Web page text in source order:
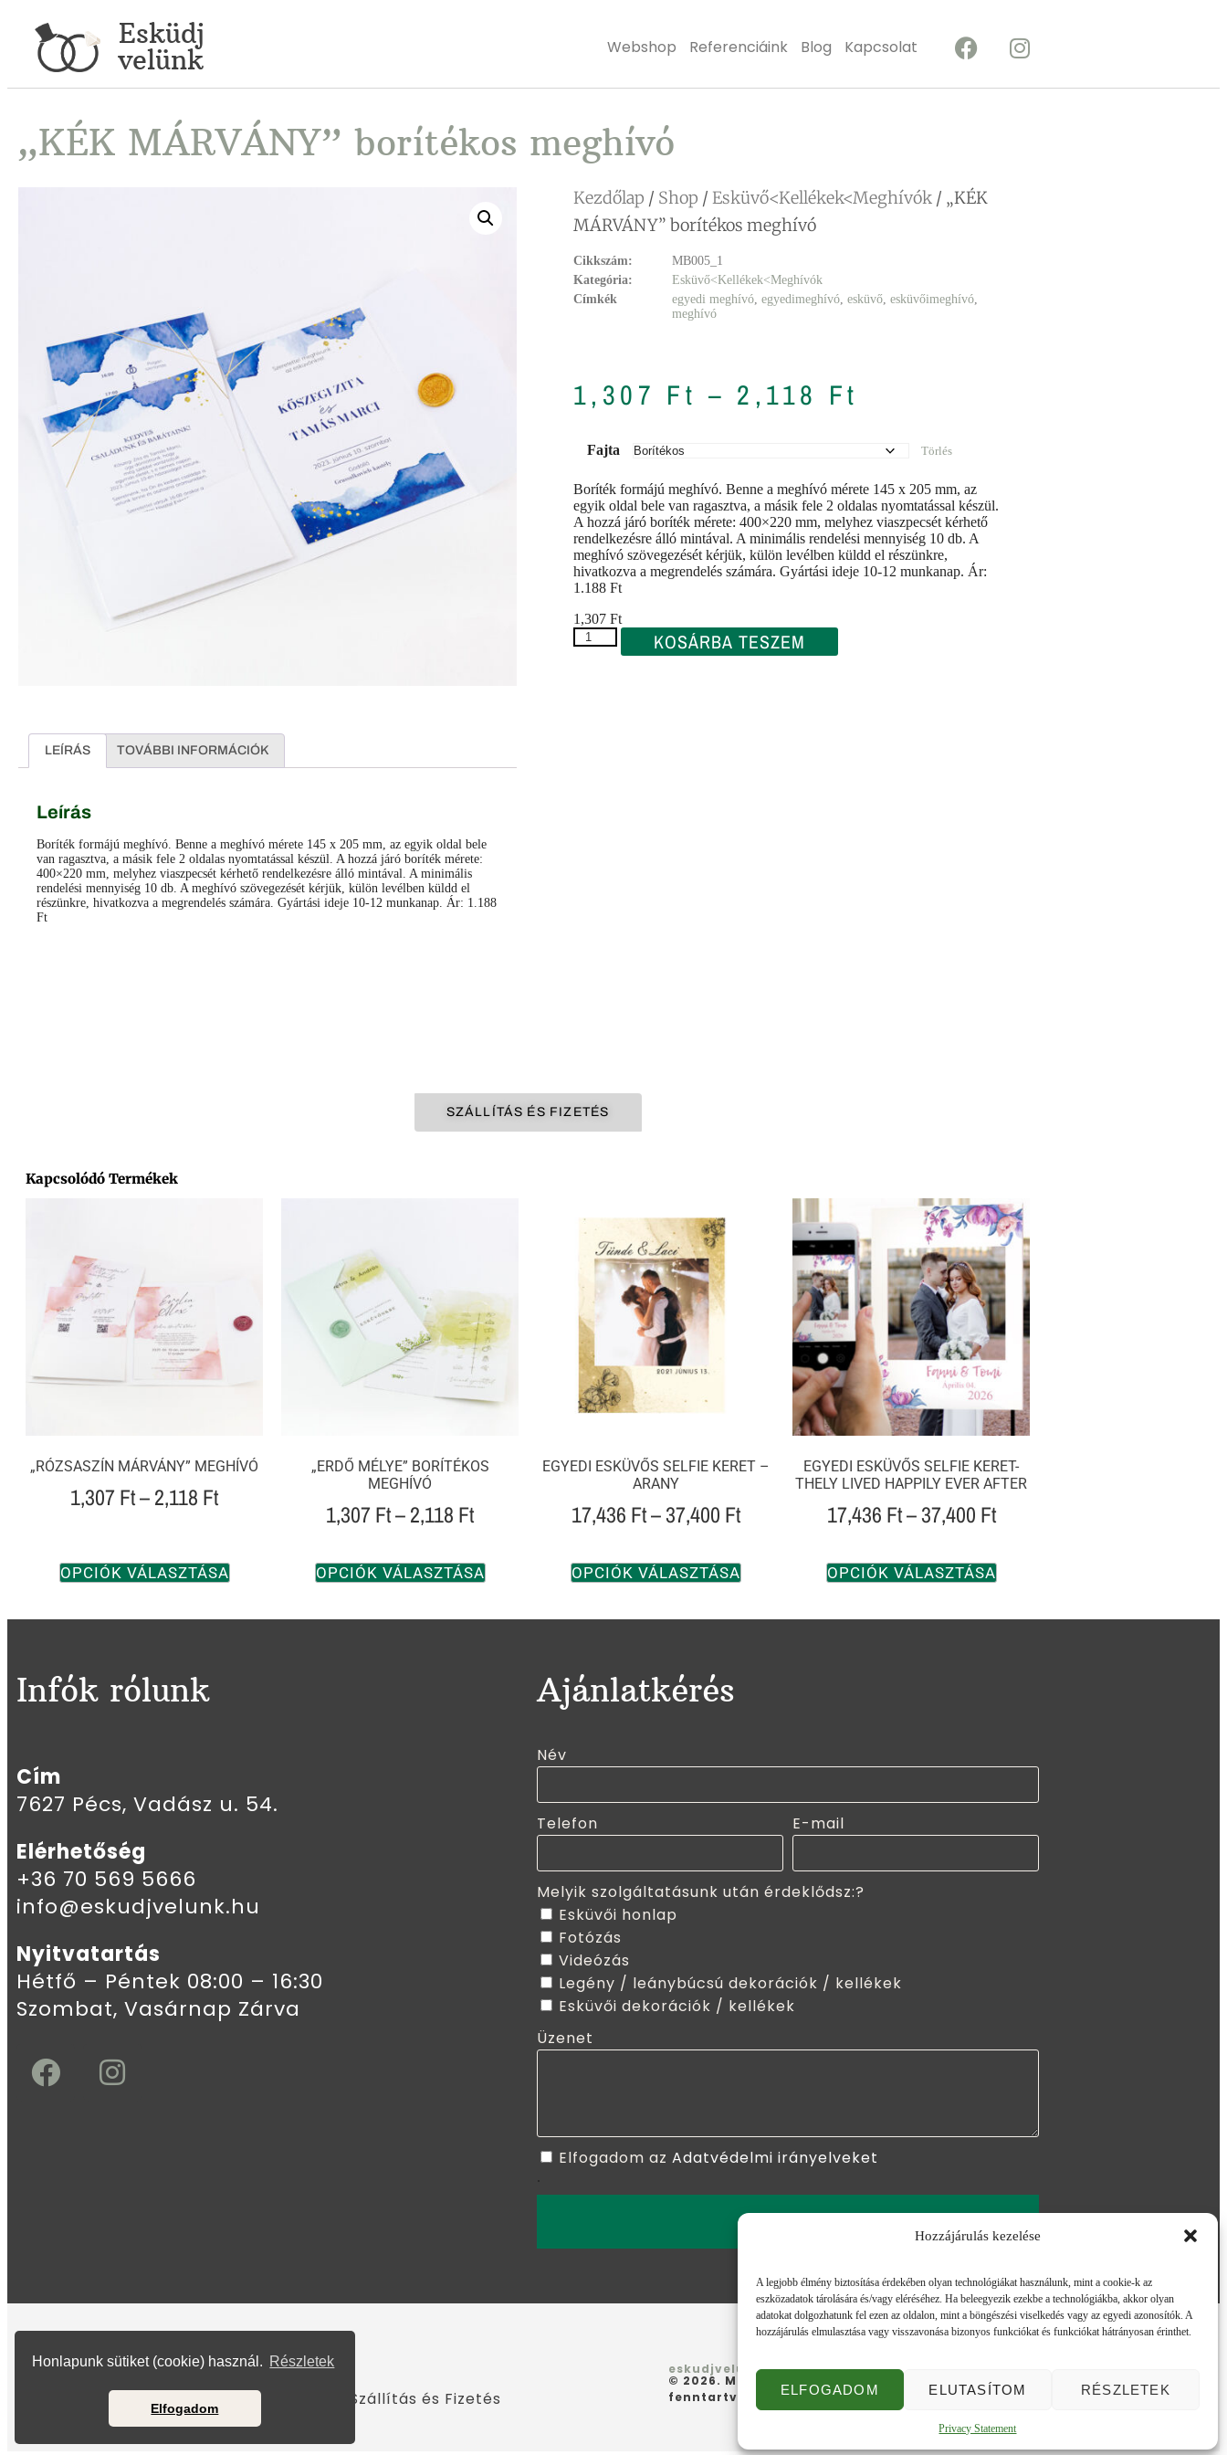
Hozzájárulás kezelése
A legjobb élmény biztosítása érdekében olyan technológiákat használunk, mint a cookie-k az
eszközadatok tárolására és/vagy eléréséhez. Ha beleegyezik ezekbe a technológiákba, akkor olyan
adatokat dolgozhatunk fel ezen az oldalon, mint a böngészési viselkedés vagy az egyedi azonosítók. A
hozzájárulás elmulasztása vagy visszavonása bizonyos funkciókat és funkciókat hátrányosan érinthet.
ELFOGADOM ELUTASÍTOM RÉSZLETEK
Privacy Statement
Honlapunk sütiket (cookie) használ. Részletek
Elfogadom
Esküdj
velünk
Webshop Referenciáink Blog Kapcsolat
„KÉK MÁRVÁNY” borítékos meghívó
LEÍRÁS TOVÁBBI INFORMÁCIÓK
Leírás
Boríték formájú meghívó. Benne a meghívó mérete 145 x 205 mm, az egyik oldal bele
van ragasztva, a másik fele 2 oldalas nyomtatással készül. A hozzá járó boríték mérete:
400×220 mm, melyhez viaszpecsét kérhető rendelkezésre álló mintával. A minimális
rendelési mennyiség 10 db. A meghívó szövegezését kérjük, külön levélben küldd el
részünkre, hivatkozva a megrendelés számára. Gyártási ideje 10-12 munkanap. Ár: 1.188
Ft
Kezdőlap / Shop / Esküvő<Kellékek<Meghívók / „KÉK
MÁRVÁNY” borítékos meghívó
Cikkszám:
MB005_1
Kategória:
Esküvő<Kellékek<Meghívók
Címkék
egyedi meghívó, egyedimeghívó, esküvő, esküvőimeghívó,
meghívó
1,307 Ft – 2,118 Ft
Fajta Törlés
Boríték formájú meghívó. Benne a meghívó mérete 145 x 205 mm, az
egyik oldal bele van ragasztva, a másik fele 2 oldalas nyomtatással készül.
A hozzá járó boríték mérete: 400×220 mm, melyhez viaszpecsét kérhető
rendelkezésre álló mintával. A minimális rendelési mennyiség 10 db. A
meghívó szövegezését kérjük, külön levélben küldd el részünkre,
hivatkozva a megrendelés számára. Gyártási ideje 10-12 munkanap. Ár:
1.188 Ft
1,307 Ft
KOSÁRBA TESZEM
SZÁLLÍTÁS ÉS FIZETÉS
Kapcsolódó Termékek
„RÓZSASZÍN MÁRVÁNY” MEGHÍVÓ
1,307Ft–2,118 Ft
OPCIÓK VÁLASZTÁSA
„ERDŐ MÉLYE” BORÍTÉKOS
MEGHÍVÓ
1,307Ft–2,118 Ft
OPCIÓK VÁLASZTÁSA
EGYEDI ESKÜVŐS SELFIE KERET –
ARANY
17,436 Ft–37,400 Ft
OPCIÓK VÁLASZTÁSA
EGYEDI ESKÜVŐS SELFIE KERET-
THELY LIVED HAPPILY EVER AFTER
17,436 Ft–37,400 Ft
OPCIÓK VÁLASZTÁSA
Infók rólunk
Cím
7627 Pécs, Vadász u. 54.
Elérhetőség
+36 70 569 5666
info@eskudjvelunk.hu
Nyitvatartás
Hétfő – Péntek 08:00 – 16:30
Szombat, Vasárnap Zárva
Ajánlatkérés
Név
Telefon E-mail
Melyik szolgáltatásunk után érdeklődsz:?
Esküvői honlap
Fotózás
Videózás
Legény / leánybúcsú dekorációk / kellékek
Esküvői dekorációk / kellékek
Üzenet
Elfogadom az Adatvédelmi irányelveket
ELKÜLDÖM
További információk
Adatvédelmi tájékozató Impresszum Szállítás és Fizetés
eskudjvelunk.hu
© 2026. Minden jog
fenntartva.